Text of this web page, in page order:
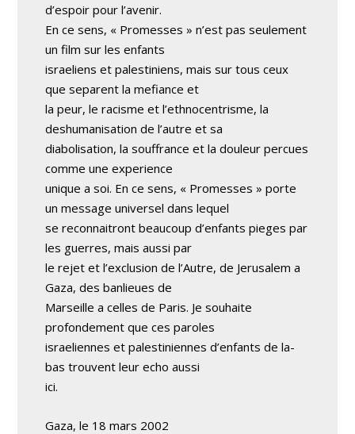
d’espoir pour l’avenir.
En ce sens, « Promesses » n’est pas seulement
un film sur les enfants
israeliens et palestiniens, mais sur tous ceux
que separent la mefiance et
la peur, le racisme et l’ethnocentrisme, la
deshumanisation de l’autre et sa
diabolisation, la souffrance et la douleur percues
comme une experience
unique a soi. En ce sens, « Promesses » porte
un message universel dans lequel
se reconnaitront beaucoup d’enfants pieges par
les guerres, mais aussi par
le rejet et l’exclusion de l’Autre, de Jerusalem a
Gaza, des banlieues de
Marseille a celles de Paris. Je souhaite
profondement que ces paroles
israeliennes et palestiniennes d’enfants de la-
bas trouvent leur echo aussi
ici.
Gaza, le 18 mars 2002